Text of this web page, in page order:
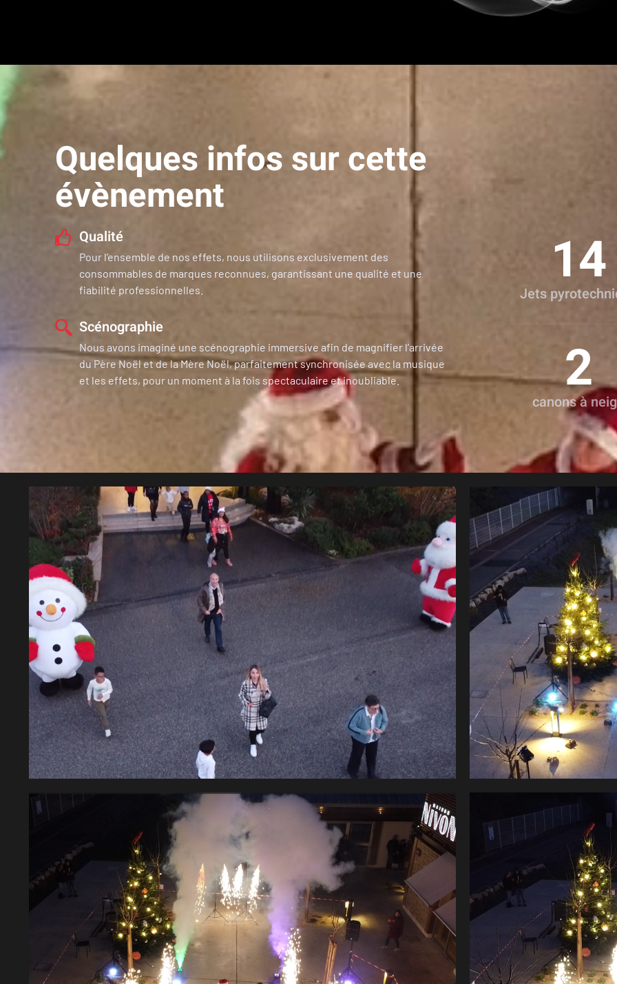
Quelques infos sur cette
évènement
Qualité
Pour l’ensemble de nos effets, nous utilisons exclusivement des
consommables de marques reconnues, garantissant une qualité et une
fiabilité professionnelles.
Scénographie
Nous avons imaginé une scénographie immersive afin de magnifier l’arrivée
du Père Noël et de la Mère Noël, parfaitement synchronisée avec la musique
et les effets, pour un moment à la fois spectaculaire et inoubliable.
Jets 14
canons à
2